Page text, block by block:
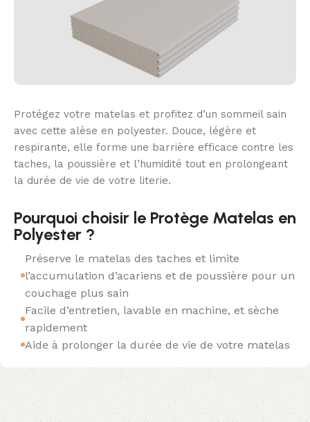
Protégez votre matelas et profitez d’un sommeil sain
avec cette alèse en polyester. Douce, légère et
respirante, elle forme une barrière efficace contre les
taches, la poussière et l’humidité tout en prolongeant
la durée de vie de votre literie.
Pourquoi choisir le Protège Matelas en
Polyester ?
Préserve le matelas des taches et limite
l’accumulation d’acariens et de poussière pour un
couchage plus sain
Facile d’entretien, lavable en machine, et sèche
rapidement
Aide à prolonger la durée de vie de votre matelas